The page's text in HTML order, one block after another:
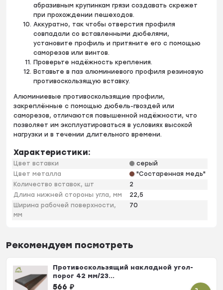
абразивным крупинкам грязи создавать скрежет
при прохождении пешеходов.
Аккуратно, так чтобы отверстия профиля
совпадали со вставленными дюбелями,
установите профиль и притяните его с помощью
саморезов или винтов.
Проверьте надёжность крепления.
Вставьте в паз алюминиевого профиля резиновую
противоскользящую вставку.
Алюминиевые противоскользящие профили,
закреплённые с помощью дюбель-гвоздей или
саморезов, отличаются повышенной надёжности, что
позволяет им эксплуатироваться в условиях высокой
нагрузки и в течении длительного времени.
Характеристики:
Цвет вставки
серый
Цвет металла
"Состаренная медь"
Количество вставок, шт
2
Длина нижней стороны угла, мм
22,5
Ширина рабочей поверхности,
мм
70
Рекомендуем посмотреть
Противоскользящий накладной угол-
порог 42 мм/23...
566 ₽